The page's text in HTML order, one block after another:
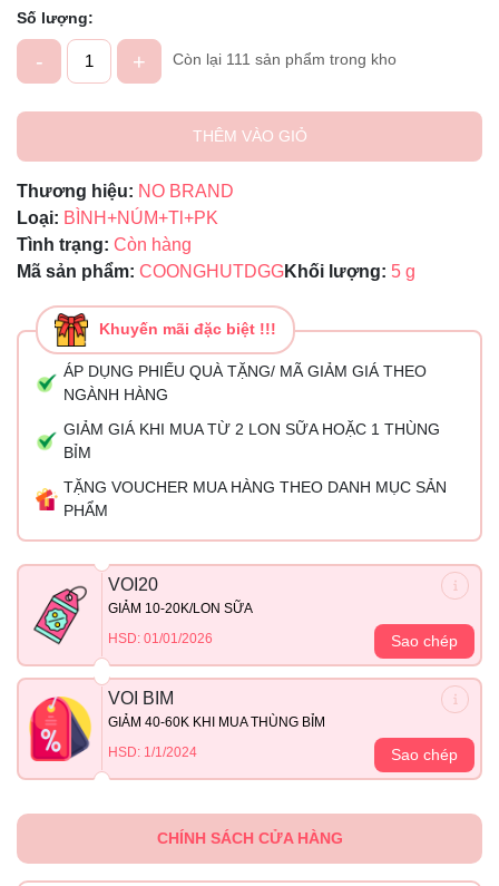
Số lượng:
- + Còn lại 111 sản phẩm trong kho
THÊM VÀO GIỎ
Thương hiệu: NO BRAND
Loại: BÌNH+NÚM+Tl+PK
Tình trạng: Còn hàng
Mã sản phẩm: COONGHUTDGGKhối lượng: 5 g
Khuyến mãi đặc biệt !!!
ÁP DỤNG PHIẾU QUÀ TẶNG/ MÃ GIẢM GIÁ THEO
NGÀNH HÀNG
GIẢM GIÁ KHI MUA TỪ 2 LON SỮA HOẶC 1 THÙNG
BỈM
TẶNG VOUCHER MUA HÀNG THEO DANH MỤC SẢN
PHẨM
VOI20
GIẢM 10-20K/LON SỮA
HSD: 01/01/2026
Sao chép
VOI BIM
GIẢM 40-60K KHI MUA THÙNG BỈM
HSD: 1/1/2024
Sao chép
CHÍNH SÁCH CỬA HÀNG